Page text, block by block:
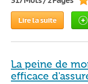
Lire la suite
La peine de
efficace